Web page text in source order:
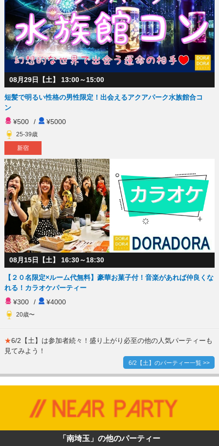
08月29日【土】 13:00～15:00
短髪で明るい性格の男性限定！出会えるアクアパーク水族館合コ
ン
¥500
/ ¥5000
25-39歳
新宿
08月15日【土】 16:30～18:30
【２０名限定×ルーム代無料】豪華お菓子付！音楽があれば仲良くな
れる！カラオケパーティー
¥300
/ ¥4000
20歳〜
★6/2【土】は参加者続々！盛り上がり必至の他の人気パーティーも
見てみよう！
6/2【土】のパーティー一覧 >>
「南埼玉」の他のパーティー